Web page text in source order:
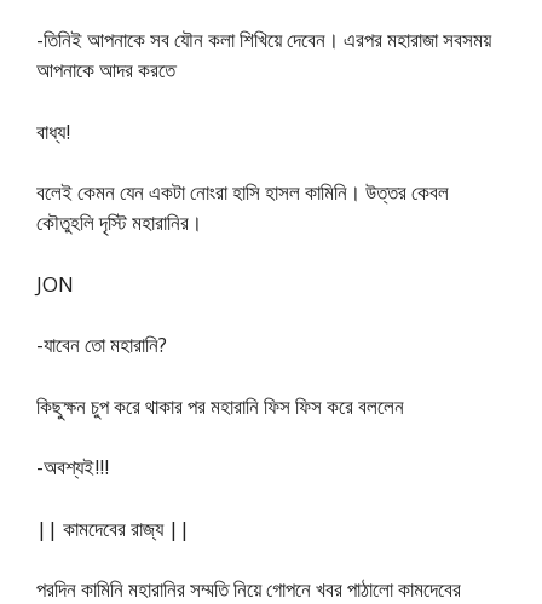
-তিনিই আপনাকে সব যৌন কলা শিখিয়ে দেবেন। এরপর মহারাজা সবসময়
আপনাকে আদর করতে
বাধ্য!
বলেই কেমন যেন একটা নােংরা হাসি হাসল কামিনি। উত্তর কেবল
কৌতুহলি দৃস্টি মহারানির।
JON
-যাবেন তাে মহারানি?
কিছুক্ষন চুপ করে থাকার পর মহারানি ফিস ফিস করে বললেন
-অবশ্যই!!!
|| কামদেবের রাজ্য ||
পরদিন কামিনি মহারানির সম্মতি নিয়ে গােপনে খবর পাঠালাে কামদেবের